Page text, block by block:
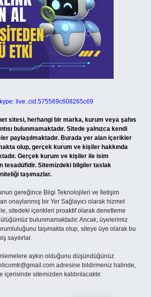
live:.cid.575569c608265c69
sitesi, herhangi bir marka, kurum veya şahıs
bulunmamaktadır. Sitede yalnızca kendi
paylaşılmaktadır. Burada yer alan içerikler
olup, gerçek kurum ve kişiler hakkında
Gerçek kurum ve kişiler ile isim
tesadüfidir. Sitemizdeki bilgiler taslak
taşımazlar.
gereğince Bilgi Teknolojileri ve İletişim
onaylanmış bir Yer Sağlayıcı olarak hizmet
sitedeki içerikleri proaktif olarak denetleme
bulunmamaktadır. Ancak, üyelerimiz
taşımakta olup, siteye üye olarak bu
sayılırlar.
aykırı olduğunu düşündüğünüz
adresine bildirmeniz halinde,
sitemizden kaldırılacaktır.